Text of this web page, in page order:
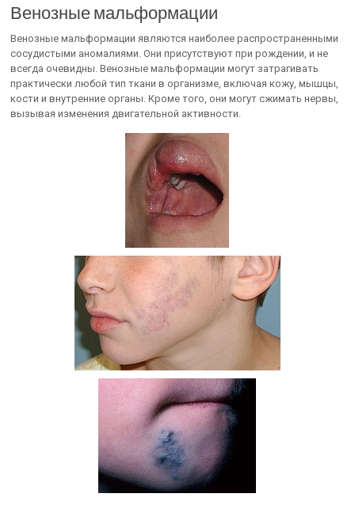
Венозные мальформации
Венозные мальформации являются наиболее распространенными
сосудистыми аномалиями. Они присутствуют при рождении, и не
всегда очевидны. Венозные мальформации могут затрагивать
практически любой тип ткани в организме, включая кожу, мышцы,
кости и внутренние органы. Кроме того, они могут сжимать нервы,
вызывая изменения двигательной активности.